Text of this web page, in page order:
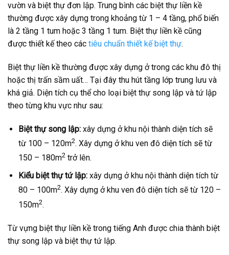
vườn và biệt thự đơn lập. Trung bình các biệt thự liền kề
thường được xây dựng trong khoảng từ 1 – 4 tầng, phổ biến
là 2 tầng 1 tum hoặc 3 tầng 1 tum. Biệt thự liền kề cũng
được thiết kế theo các tiêu chuẩn thiết kế biệt thự.
Biệt thự liền kề thường được xây dựng ở trong các khu đô thị
hoặc thị trấn sầm uất… Tại đây thu hút tầng lớp trung lưu và
khá giả. Diện tích cụ thể cho loại biệt thự song lập và tứ lập
theo từng khu vực như sau:
Biệt thự song lập:xây dựng ở khu nội thành diện tích sẽ
từ 100 – 120m2. Xây dựng ở khu ven đô diện tích sẽ từ
150 – 180m2trở lên.
Kiểu biệt thự tứ lập:xây dựng ở khu nội thành diện tích từ
80 – 100m2. Xây dựng ở khu ven đô diện tích sẽ từ 120 –
150m2.
Từ vựng biệt thự liền kề trong tiếng Anh được chia thành biệt
thự song lập và biệt thự tứ lập.